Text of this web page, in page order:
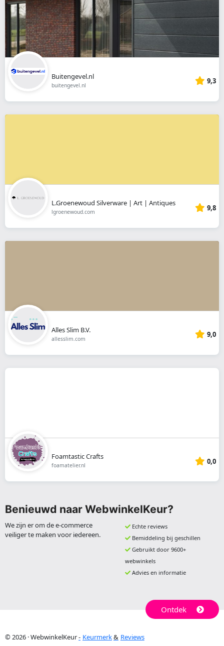
Buitengevel.nl
buitengevel.nl 9,3
L.Groenewoud Silverware | Art | Antiques
lgroenewoud.com 9,8
Alles Slim B.V.
allesslim.com 9,0
Foamtastic Crafts
foamatelier.nl 0,0
Benieuwd naar WebwinkelKeur?
We zijn er om de e-commerce
veiliger te maken voor iedereen.
Echte reviews
Bemiddeling bij geschillen
Gebruikt door 9600+
webwinkels
Advies en informatie
Ontdek
© 2026 · WebwinkelKeur Keurmerk Reviews